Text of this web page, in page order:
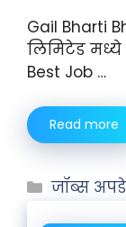
Gail Bharti
लिमिटेड मध्ये
Best Job …
Read more
जॉब्स